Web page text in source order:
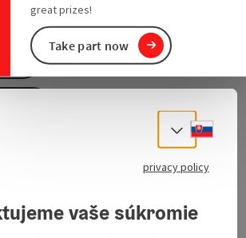
great prizes!
Take part now
trail leads from Zell an der Pram
data
Select
privacy policy
vaše súkromie